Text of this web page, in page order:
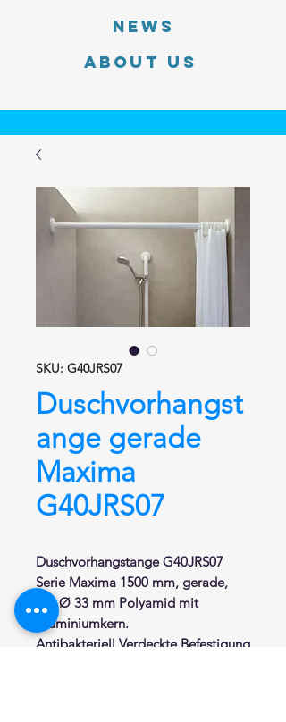
News
About Us
SKU: G40JRS07
Duschvorhangst
ange gerade
Maxima
G40JRS07
DuschvorhangstangeG40JRS07
Serie Maxima 1500 mm, gerade,
aus Ø 33 mm Polyamid mit
Aluminiumkern.
Antibakteriell.Verdeckte Befestigung